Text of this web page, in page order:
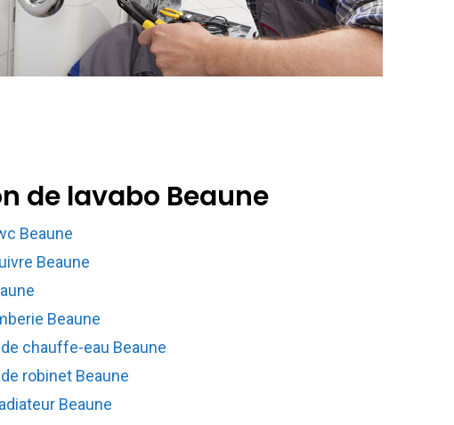
de lavabo Beaune
Beaune
Beaune
Beaune
chauffe-eau Beaune
robinet Beaune
Beaune